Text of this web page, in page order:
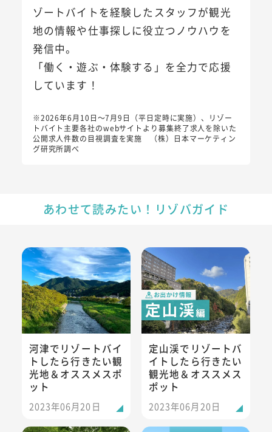
ゾートバイトを経験したスタッフが観光
地の情報や仕事探しに役立つノウハウを
発信中。
「働く・遊ぶ・体験する」を全力で応援
しています！
※2026年6月10日～7月9日（平日定時に実施）、リゾー
トバイト主要各社のwebサイトより募集終了求人を除いた
公開求人件数の目視調査を実施 （株）日本マーケティン
グ研究所調べ
あわせて読みたい！リゾバガイド
河津でリゾートバイトしたら行きたい観光地＆オススメスポ
河津でリゾートバイ
トしたら行きたい観
光地＆オススメスポ
ット
2023年06月20日
定山渓でリゾートバイトした
定山渓でリゾートバ
イトしたら行きたい
観光地＆オススメス
ポット
2023年06月20日